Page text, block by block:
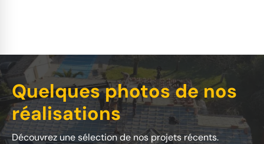
Quelques photos de nos
réalisations
Découvrez une sélection de nos projets récents.